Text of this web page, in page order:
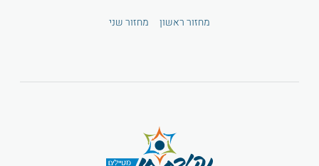
מחזור ראשון מחזור שני